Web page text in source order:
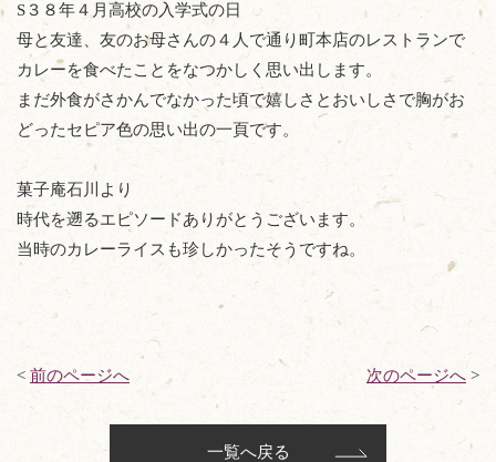
S３８年４月高校の入学式の日
母と友達、友のお母さんの４人で通り町本店のレストランで
カレーを食べたことをなつかしく思い出します。
まだ外食がさかんでなかった頃で嬉しさとおいしさで胸がお
どったセピア色の思い出の一頁です。
菓子庵石川より
時代を遡るエピソードありがとうございます。
当時のカレーライスも珍しかったそうですね。
< 前のページへ 次のページへ >
一覧へ戻る